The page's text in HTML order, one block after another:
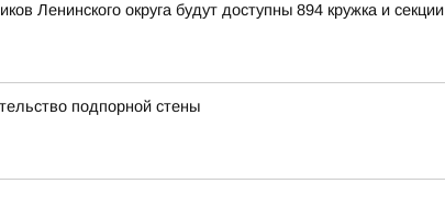
Ленинского округа будут доступны 894 кружка и секции
подпорной стены